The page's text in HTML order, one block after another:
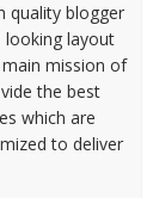
quality blogger
layout
mission of
the best
which are
to deliver